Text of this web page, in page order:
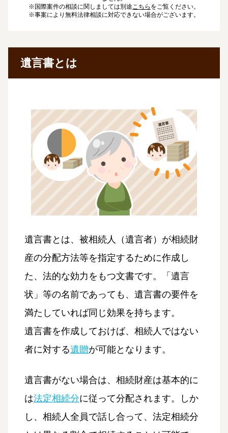
※国際案件の相談に関しましては別途 こちら をご覧ください。
※事案により無料法律相談に対応できない場合がございます。
遺言書とは
遺言書とは、被相続人（遺言者）が相続財
産の分配方法等を指定するために作成し
た、法的な効力をもつ文書です。「遺言
状」等の名前であっても、遺言書の要件を
満たしていれば同じ効果を持ちます。
遺言書を作成しておけば、相続人ではない
者に対する遺贈が可能となります。
遺言書がない場合は、相続財産は基本的に
は法定相続分に従って分配されます。しか
し、相続人全員で話し合って、法定相続分